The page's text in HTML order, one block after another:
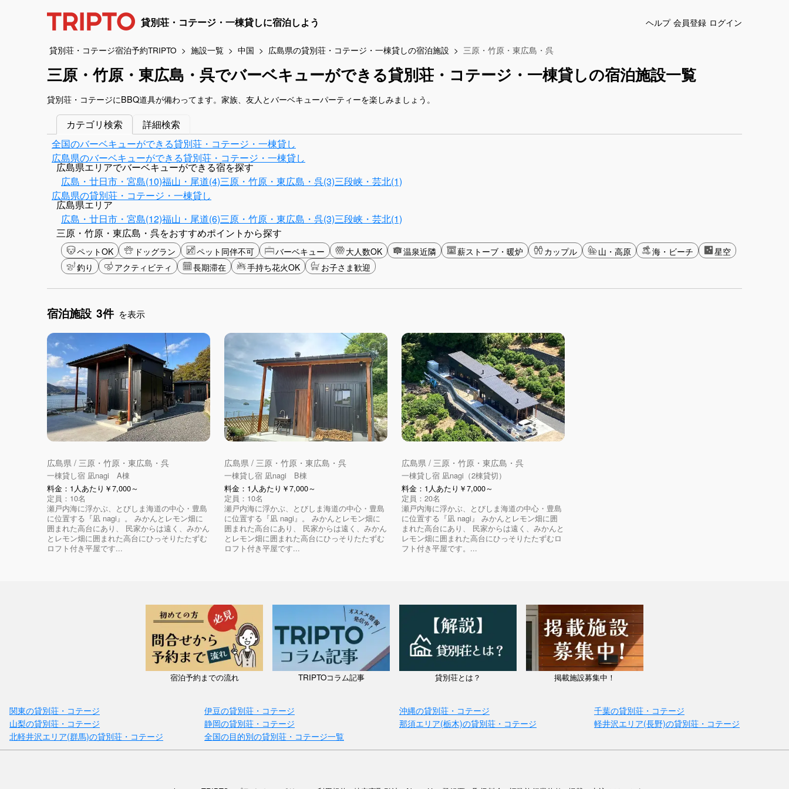
貸別荘・コテージ・一棟貸しに宿泊しよう ヘルプ 会員登録 ログイン
貸別荘・コテージ宿泊予約TRIPTO 施設一覧 中国 広島県の貸別荘・コテージ・一棟貸しの宿泊施設 三原・竹原・東広島・呉
三原・竹原・東広島・呉でバーベキューができる貸別荘・コテージ・一棟貸しの宿泊施設一覧
貸別荘・コテージにBBQ道具が備わってます。家族、友人とバーベキューパーティーを楽しみましょう。
カテゴリ検索
詳細検索
全国のバーベキューができる貸別荘・コテージ・一棟貸し
広島県のバーベキューができる貸別荘・コテージ・一棟貸し
広島県エリアでバーベキューができる宿を探す
広島・廿日市・宮島(10)福山・尾道(4)三原・竹原・東広島・呉(3)三段峡・芸北(1)
広島県の貸別荘・コテージ・一棟貸し
広島県エリア
広島・廿日市・宮島(12)福山・尾道(6)三原・竹原・東広島・呉(3)三段峡・芸北(1)
三原・竹原・東広島・呉をおすすめポイントから探す
ペットOK ドッグラン ペット同伴不可 バーベキュー 大人数OK 温泉近隣 薪ストーブ・暖炉 カップル 山・高原 海・ビーチ
星空
釣り
アクティビティ 長期滞在 手持ち花火OK お子さま歓迎
宿泊施設 3件 を表示
広島県 / 三原・竹原・東広島・呉
一棟貸し宿 凪nagi A棟
料金：1人あたり￥7,000～
定員：10名
瀬戸内海に浮かぶ、とびしま海道の中心・豊島
に位置する『凪 nagi』。 みかんとレモン畑に
囲まれた高台にあり、 民家からは遠く、みかん
とレモン畑に囲まれた高台にひっそりたたずむ
ロフト付き平屋です...
広島県 / 三原・竹原・東広島・呉
一棟貸し宿 凪nagi B棟
料金：1人あたり￥7,000～
定員：10名
瀬戸内海に浮かぶ、とびしま海道の中心・豊島
に位置する『凪 nagi』。 みかんとレモン畑に
囲まれた高台にあり、 民家からは遠く、みかん
とレモン畑に囲まれた高台にひっそりたたずむ
ロフト付き平屋です...
広島県 / 三原・竹原・東広島・呉
一棟貸し宿 凪nagi（2棟貸切）
料金：1人あたり￥7,000～
定員：20名
瀬戸内海に浮かぶ、とびしま海道の中心・豊島
に位置する『凪 nagi』 みかんとレモン畑に囲
まれた高台にあり、 民家からは遠く、みかんと
レモン畑に囲まれた高台にひっそりたたずむロ
フト付き平屋です。...
宿泊予約までの流れ TRIPTOコラム記事 貸別荘とは？ 掲載施設募集中！
関東の貸別荘・コテージ 伊豆の貸別荘・コテージ 沖縄の貸別荘・コテージ
千葉の貸別荘・コテージ
山梨の貸別荘・コテージ
静岡の貸別荘・コテージ 那須エリア(栃木)の貸別荘・コテージ
軽井沢エリア(長野)の貸別荘・コテージ
北軽井沢エリア(群馬)の貸別荘・コテージ
全国の目的別の貸別荘・コテージ一覧